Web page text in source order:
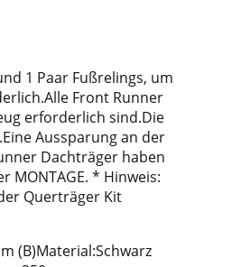
1 Paar Fußrelings, um
Front Runner
erforderlich sind.Die
Aussparung an der
Dachträger haben
* Hinweis:
Querträger Kit
(B)Material:Schwarz